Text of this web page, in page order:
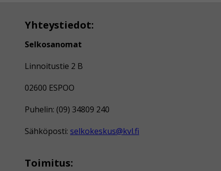
Yhteystiedot:
Selkosanomat
Linnoitustie 2 B
02600 ESPOO
Puhelin: (09) 34809 240
Sähköposti: selkokeskus@kvl.fi
Toimitus: